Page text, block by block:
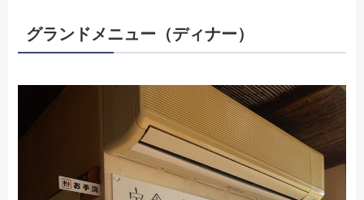
グランドメニュー（ディナー）